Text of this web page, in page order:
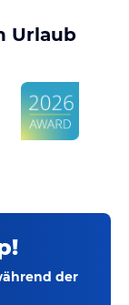
Urlaub
der